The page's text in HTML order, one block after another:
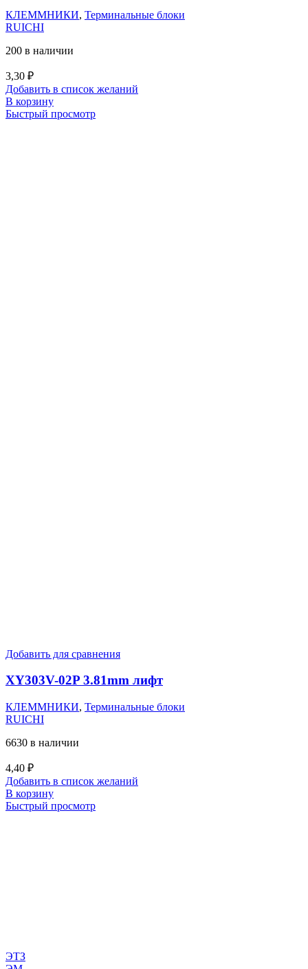
КЛЕММНИКИ, Терминальные блоки
RUICHI
200 в наличии
3,30 ₽
Добавить в список желаний
В корзину
Быстрый просмотр
Добавить для сравнения
XY303V-02P 3.81mm лифт
КЛЕММНИКИ, Терминальные блоки
RUICHI
6630 в наличии
4,40 ₽
Добавить в список желаний
В корзину
Быстрый просмотр
ЭТЗ